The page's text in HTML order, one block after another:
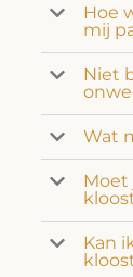
Hoe
mij
Niet
Wat
Moet
Kan